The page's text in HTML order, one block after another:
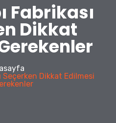
Fabrikası
Dikkat
Seçerken Dikkat Edilmesi